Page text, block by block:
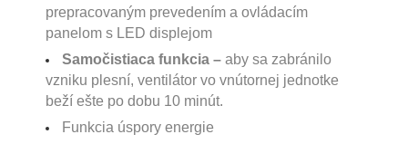
prepracovaným prevedením a ovládacím
panelom s LED displejom
Samočistiaca funkcia – aby sa zabránilo
vzniku plesní, ventilátor vo vnútornej jednotke
beží ešte po dobu 10 minút.
Funkcia úspory energie